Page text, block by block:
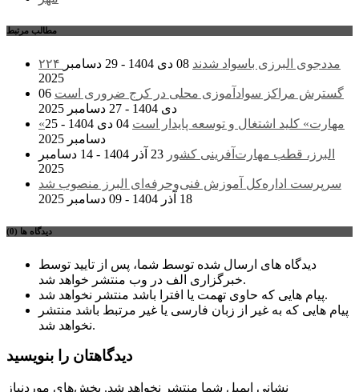
مطالب مرتبط
۲۲۴ مددجوی البرزی باسواد شدند
08 دی 1404 - 29 دسامبر
2025
گسترش مراکز سوادآموزی محلی در کرج ضروری است 06
دی 1404 - 27 دسامبر 2025
«مهارت» کلید اشتغال و توسعه پایدار است
04 دی 1404 - 25
دسامبر 2025
البرز، قطب مهارت‌آفرینی کشور
23 آذر 1404 - 14 دسامبر
2025
سرپرست اداره‌کل آموزش فنی‌وحرفه‌ای البرز منصوب شد
18 آذر 1404 - 09 دسامبر 2025
دیدگاه ها (0)
دیدگاه های ارسال شده توسط شما، پس از تایید توسط
خبرگزاری الف در وب منتشر خواهد شد.
پیام هایی که حاوی تهمت یا افترا باشد منتشر نخواهد شد.
پیام هایی که به غیر از زبان فارسی یا غیر مرتبط باشد منتشر
نخواهد شد.
دیدگاهتان را بنویسید
نشانی ایمیل شما منتشر نخواهد شد. بخش‌های موردنیاز